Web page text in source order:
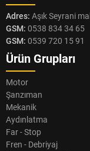
Adres: Aşık Seyrani
GSM: 0538 834 34 65
GSM: 0539 720 15 91
Ürün Grupları
Motor
Şanzıman
Mekanik
Aydınlatma
Far - Stop
Fren - Debriyaj